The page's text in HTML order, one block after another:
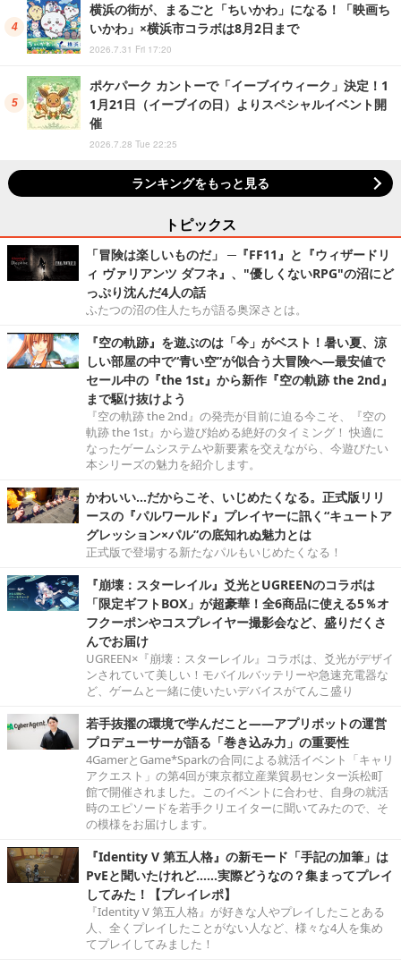
横浜の街が、まるごと「ちいかわ」になる！「映画ち
いかわ」×横浜市コラボは8月2日まで
2026.7.31 Fri 17:20
ポケパーク カントーで「イーブイウィーク」決定！1
1月21日（イーブイの日）よりスペシャルイベント開
催
2026.7.28 Tue 22:25
ランキングをもっと見る
トピックス
「冒険は楽しいものだ」 ─『FF11』と『ウィザードリ
ィ ヴァリアンツ ダフネ』、"優しくないRPG"の沼にど
っぷり沈んだ4人の話
ふたつの沼の住人たちが語る奥深さとは。
『空の軌跡』を遊ぶのは「今」がベスト！暑い夏、涼
しい部屋の中で“青い空”が似合う大冒険へ―最安値で
セール中の『the 1st』から新作『空の軌跡 the 2nd』
まで駆け抜けよう
『空の軌跡 the 2nd』の発売が目前に迫る今こそ、『空の
軌跡 the 1st』から遊び始める絶好のタイミング！ 快適に
なったゲームシステムや新要素を交えながら、今遊びたい
本シリーズの魅力を紹介します。
かわいい…だからこそ、いじめたくなる。正式版リリ
ースの『パルワールド』プレイヤーに訊く“キュートア
グレッション×パル”の底知れぬ魅力とは
正式版で登場する新たなパルもいじめたくなる！
『崩壊：スターレイル』爻光とUGREENのコラボは
「限定ギフトBOX」が超豪華！全6商品に使える5％オ
フクーポンやコスプレイヤー撮影会など、盛りだくさ
んでお届け
UGREEN×『崩壊：スターレイル』コラボは、爻光がデザイ
ンされていて美しい！モバイルバッテリーや急速充電器な
ど、ゲームと一緒に使いたいデバイスがてんこ盛り
若手抜擢の環境で学んだこと――アプリボットの運営
プロデューサーが語る「巻き込み力」の重要性
4GamerとGame*Sparkの合同による就活イベント「キャリ
アクエスト」の第4回が東京都立産業貿易センター浜松町
館で開催されました。このイベントに合わせ、自身の就活
時のエピソードを若手クリエイターに聞いてみたので、そ
の模様をお届けします。
『Identity V 第五人格』の新モード「手記の加筆」は
PvEと聞いたけれど……実際どうなの？集まってプレイ
してみた！【プレイレポ】
『Identity V 第五人格』が好きな人やプレイしたことある
人、全くプレイしたことがない人など、様々な4人を集め
てプレイしてみました！